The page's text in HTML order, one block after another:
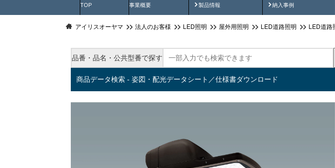
TOP 事業概要 製品情報
製品動画 納入事例
納入事例動画
アイリスオーヤマ 法人のお客様 LED照明 屋外用照明 LED道路照明 LED道路
品番・品名・公共型番で探す
商品データ検索 - 姿図・配光データシート／仕様書ダウンロード